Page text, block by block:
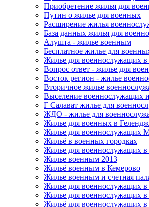
Приобретение жилья для
Путин о жилье для военных
Расширение жилья
База данных жилья для
Алушта - жилье военным
Бесплатное жилье для
Жилье для военнослужащих в
Вопрос ответ - жилье для
Восток регион - жилье
Вторичное жилье
Выселение военнослужащих
Г Салават жилье для
ЖДО - жилье для
Жилье для военных в
Жилье для военнослужащих
Жильё в военных городках
Жилье для военнослужащих в
Жилье военным 2013
Жильё военным в Кемерово
Жилье военным и счетная
Жилье для военнослужащих
Жилье для военнослужащих в
Жильё для военнослужащих в